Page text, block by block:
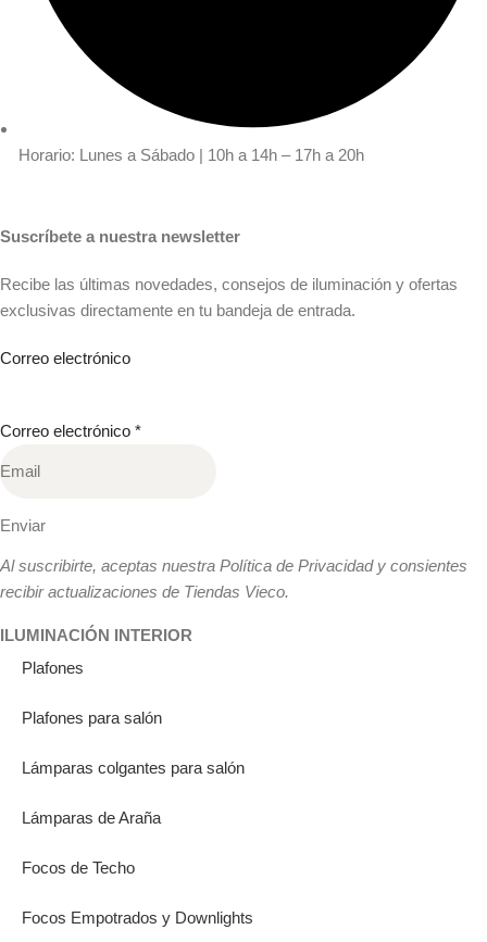
Horario: Lunes a Sábado | 10h a 14h – 17h a 20h
Suscríbete a nuestra newsletter
Recibe las últimas novedades, consejos de iluminación y ofertas
exclusivas directamente en tu bandeja de entrada.
Correo electrónico
Correo electrónico *
Enviar
Al suscribirte, aceptas nuestra Política de Privacidad y consientes
recibir actualizaciones de Tiendas Vieco.
ILUMINACIÓN INTERIOR
Plafones
Plafones para salón
Lámparas colgantes para salón
Lámparas de Araña
Focos de Techo
Focos Empotrados y Downlights